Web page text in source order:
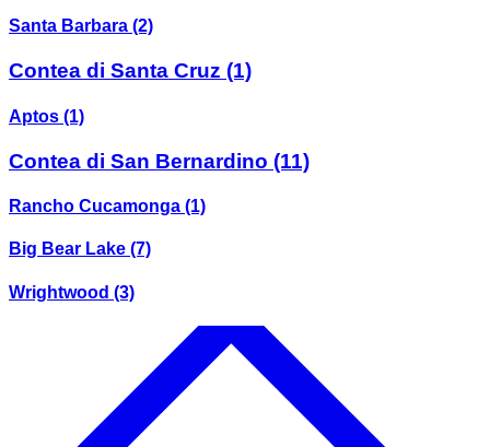
Santa Barbara (2)
Contea di Santa Cruz (1)
Aptos (1)
Contea di San Bernardino (11)
Rancho Cucamonga (1)
Big Bear Lake (7)
Wrightwood (3)